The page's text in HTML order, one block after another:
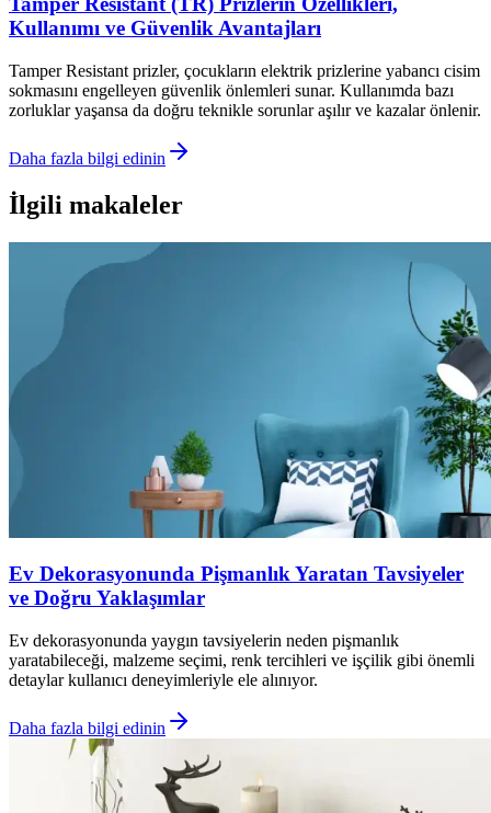
Kullanımı ve Güvenlik Avantajları
Tamper Resistant prizler, çocukların elektrik prizlerine yabancı cisim
sokmasını engelleyen güvenlik önlemleri sunar. Kullanımda bazı
zorluklar yaşansa da doğru teknikle sorunlar aşılır ve kazalar önlenir.
Daha fazla bilgi edinin
İlgili makaleler
Ev Dekorasyonunda Pişmanlık Yaratan Tavsiyeler
ve Doğru Yaklaşımlar
Ev dekorasyonunda yaygın tavsiyelerin neden pişmanlık
yaratabileceği, malzeme seçimi, renk tercihleri ve işçilik gibi önemli
detaylar kullanıcı deneyimleriyle ele alınıyor.
Daha fazla bilgi edinin